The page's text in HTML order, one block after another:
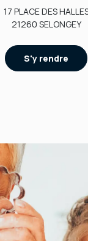
17 PLACE DES
21260 SELONGEY
S'y rendre